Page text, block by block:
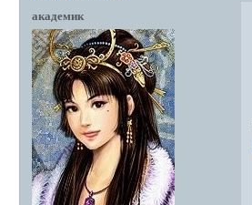
академик